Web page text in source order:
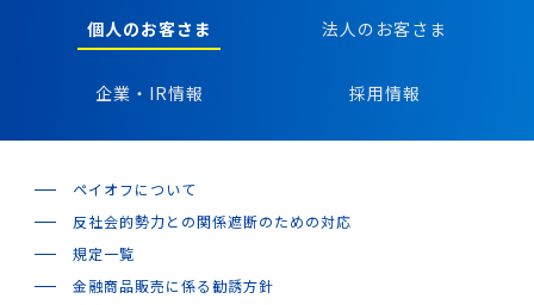
個人のお客さま 法人のお客さま
企業・IR情報 採用情報
ペイオフについて
反社会的勢力との関係遮断のための対応
規定一覧
金融商品販売に係る勧誘方針